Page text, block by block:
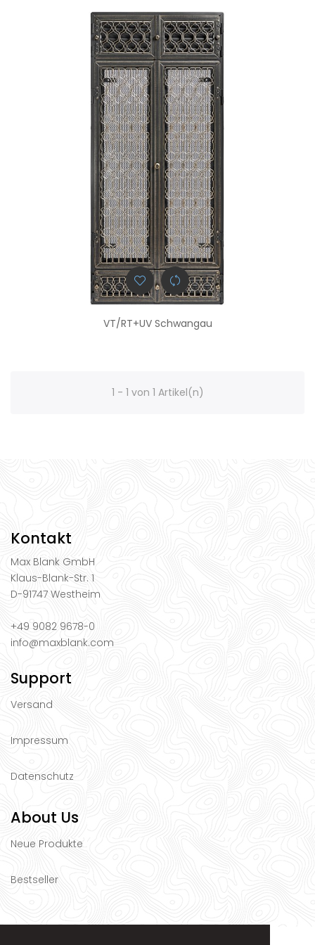
VT/RT+UV Schwangau
1 - 1 von 1 Artikel(n)
Kontakt
Max Blank GmbH
Klaus-Blank-Str. 1
D-91747 Westheim
+49 9082 9678-0
info@maxblank.com
Support
Versand
Impressum
Datenschutz
About Us
Neue Produkte
Bestseller